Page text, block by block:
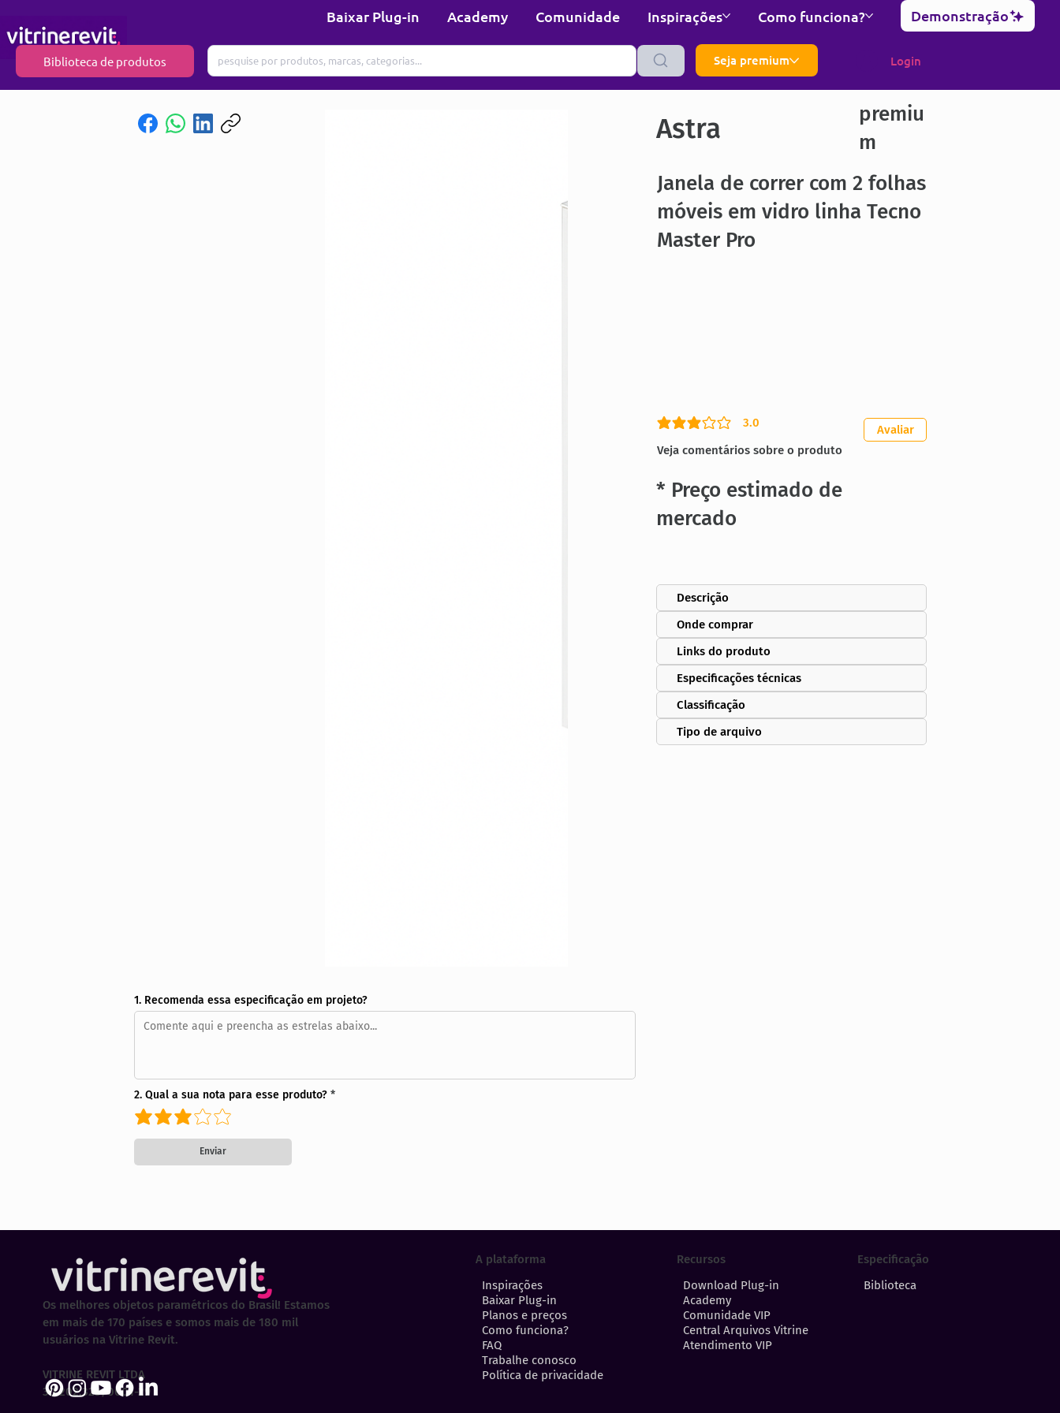
Baixar Plug-in Academy Comunidade Inspirações Como funciona? Demonstração
Biblioteca de produtos Seja premium Login
Astra
premiu
m
Janela de correr com 2 folhas
móveis em vidro linha Tecno
Master Pro
3.0
classificação média é 3 de 5
Veja comentários sobre o produto
Avaliar
* Preço estimado de
mercado
Descrição
Onde comprar
Links do produto
Especificações técnicas
Classificação
Tipo de arquivo
1. Recomenda essa especificação em projeto?
2. Qual a sua nota para esse produto?
Enviar
A plataforma
Inspirações
Baixar Plug-in
Planos e preços
Como funciona?
FAQ
Trabalhe conosco
Política de privacidade
Recursos
Download Plug-in
Academy
Comunidade VIP
Central Arquivos Vitrine
Atendimento VIP
Especificação
Biblioteca
Os melhores objetos paramétricos do Brasil! Estamos
em mais de 170 países e somos mais de 180 mil
usuários na Vitrine Revit.
VITRINE REVIT LTDA
30.202.323/0001-29